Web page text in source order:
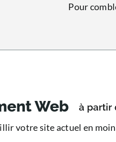
Pour
Web
à partir
votre site actuel en